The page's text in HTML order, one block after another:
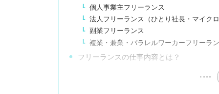
個人事業主フリーランス
法人フリーランス（ひとり社長・マイク
副業フリーランス
複業・兼業・パラレルワーカーフリーラ
フリーランスの仕事内容とは？